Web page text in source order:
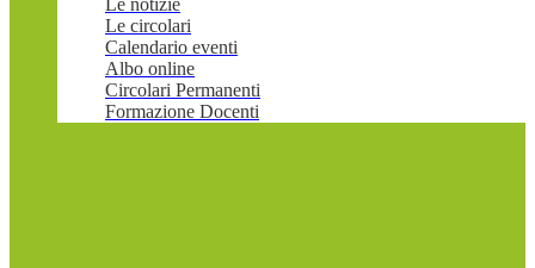
Le notizie
Le circolari
Calendario eventi
Albo online
Circolari Permanenti
Formazione Docenti